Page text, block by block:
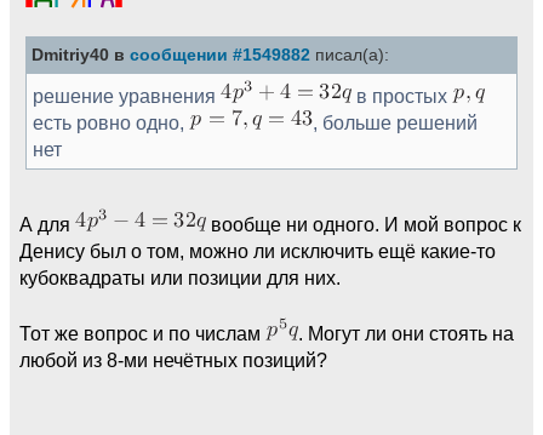
Dmitriy40 в сообщении #1549882 писал(а):
решение уравнения
в простых
есть ровно одно,
, больше решений
нет
А для
вообще ни одного. И мой вопрос к
Денису был о том, можно ли исключить ещё какие-то
кубоквадраты или позиции для них.
Тот же вопрос и по числам
. Могут ли они стоять на
любой из 8-ми нечётных позиций?